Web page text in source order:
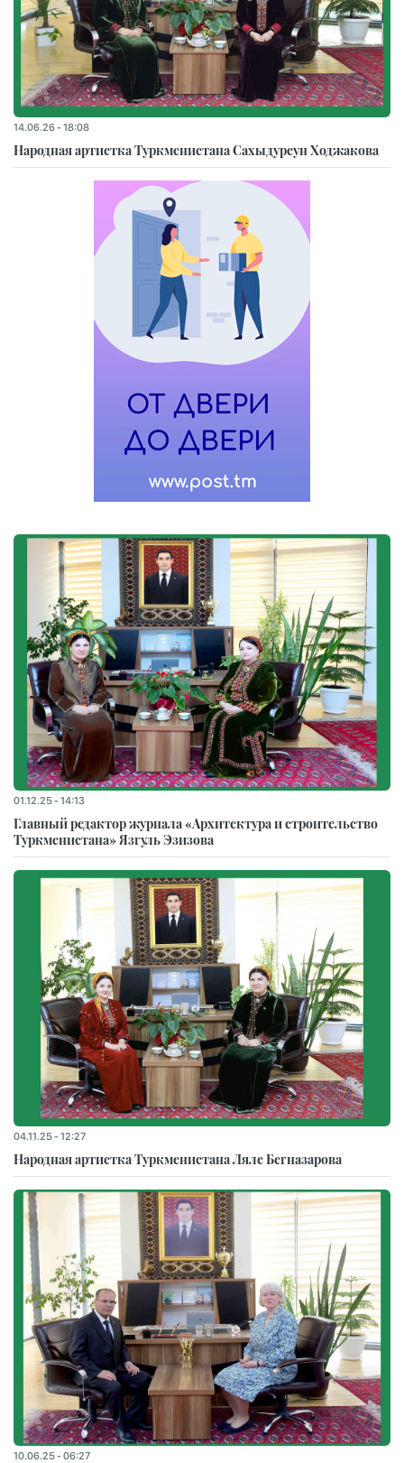
14.06.26 - 18:08
Народная артистка Туркменистана Сахыдурсун Ходжакова
01.12.25 - 14:13
Главный редактор журнала «Архитектура и строительство
Туркменистана» Язгуль Эзизова
04.11.25 - 12:27
Народная артистка Туркменистана Ляле Бегназарова
10.06.25 - 06:27